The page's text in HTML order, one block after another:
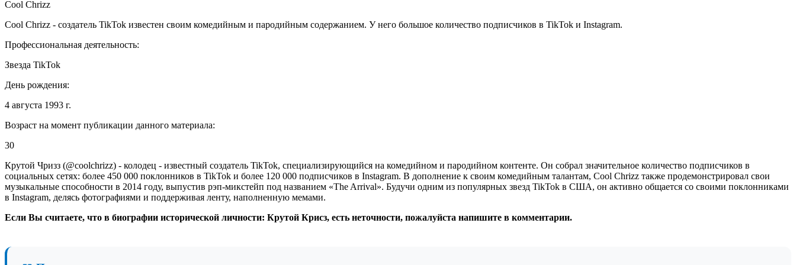
Cool Chrizz
Cool Chrizz - создатель TikTok известен своим комедийным и пародийным содержанием. У него большое количество подписчиков в TikTok и Instagram.
Профессиональная деятельность:
Звезда TikTok
День рождения:
4 августа 1993 г.
Возраст на момент публикации данного материала:
30
Крутой Чризз (@coolchrizz) - колодец - известный создатель TikTok, специализирующийся на комедийном и пародийном контенте. Он собрал значительное количество подписчиков в
социальных сетях: более 450 000 поклонников в TikTok и более 120 000 подписчиков в Instagram. В дополнение к своим комедийным талантам, Cool Chrizz также продемонстрировал свои
музыкальные способности в 2014 году, выпустив рэп-микстейп под названием «The Arrival». Будучи одним из популярных звезд TikTok в США, он активно общается со своими поклонниками
в Instagram, делясь фотографиями и поддерживая ленту, наполненную мемами.
Если Вы считаете, что в биографии исторической личности: Крутой Крисз, есть неточности, пожалуйста напишите в комментарии.